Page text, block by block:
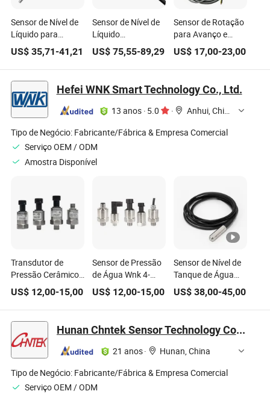
Sensor de Nível de
Líquido para
Medição de Nível de
Tanque de
Combustível, Água,
Óleo e Diesel por
Capacitância
US$35,71-41,21
Sensor de Nível de
Líquido
Ultrassônico para
Combustível Diesel
em Tanque de Óleo
Personalizado
US$ 75,55-89,29
Sensor de Rotação
para Avanço e
Recuo Montado em
Veículo para
Condições Severas
US$ 17,00-23,00
Hefei WNK Smart Technology Co., Ltd.
13 anos · 5.0 ·
Anhui, China
Tipo de Negócio: Fabricante/Fábrica & Empresa Comercial
Serviço OEM / ODM
Amostra Disponível
Transdutor de
Pressão Cerâmico
Hidráulico Wnk 0-
10V
US$ 12,00-15,00
Sensor de Pressão
de Água Wnk 4-
20mA Saída 0.5-
4.5V para Gás de
Ar
US$ 12,00-15,00
Sensor de Nível de
Tanque de Água
Submersível
Hidrostático de Aço
Inoxidável
Analógico 3.3V 4-
20mA RS485 316
US$ 38,00-45,00
Hunan Chntek Sensor Technology Co., Ltd
21 anos·
Hunan, China
Tipo de Negócio: Fabricante/Fábrica & Empresa Comercial
Serviço OEM / ODM